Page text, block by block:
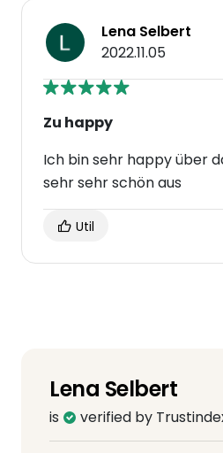
Lena Selbert
2022.11.05
Zu happy
Ich bin sehr happy über
sehr sehr schön aus
Util
Lena Selbert
is verified by